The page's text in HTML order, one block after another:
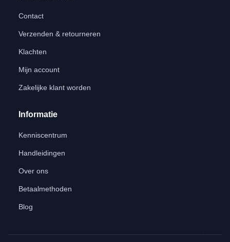
Contact
Verzenden & retourneren
Klachten
Mijn account
Zakelijke klant worden
Informatie
Kenniscentrum
Handleidingen
Over ons
Betaalmethoden
Blog